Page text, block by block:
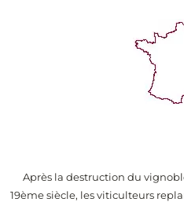
Après la destruction du
19ème siècle, les viticulteurs